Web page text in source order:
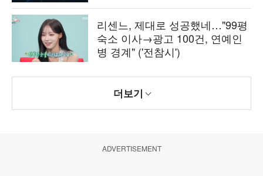
리센느, 제대로 성공했네…"99평
숙소 이사→광고 100건, 연예인
병 경계" ('전참시')
더보기
ADVERTISEMENT